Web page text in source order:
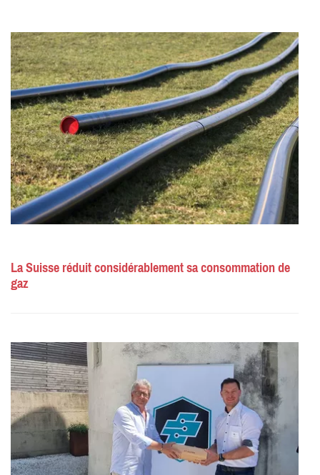
La Suisse réduit considérablement sa consommation de
gaz